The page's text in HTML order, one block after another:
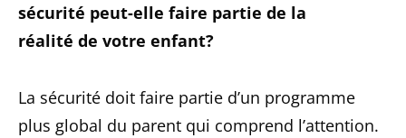
sécurité peut-elle faire partie de la
réalité de votre enfant?
La sécurité doit faire partie d’un programme
plus global du parent qui comprend l’attention.